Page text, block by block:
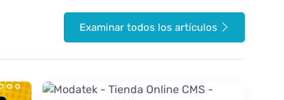
Examinar todos los artículos